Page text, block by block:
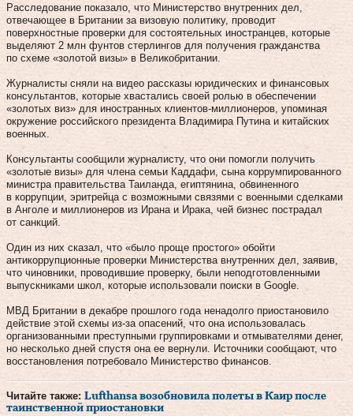
Расследование показало, что Министерство внутренних дел,
отвечающее в Британии за визовую политику, проводит
поверхностные проверки для состоятельных иностранцев, которые
выделяют 2 млн фунтов стерлингов для получения гражданства
по схеме «золотой визы» в Великобритании.
Журналисты сняли на видео рассказы юридических и финансовых
консультантов, которые хвастались своей ролью в обеспечении
«золотых виз» для иностранных клиентов-миллионеров, упоминая
окружение российского президента Владимира Путина и китайских
военных.
Консультанты сообщили журналисту, что они помогли получить
«золотые визы» для члена семьи Каддафи, сына коррумпированного
министра правительства Таиланда, египтянина, обвиненного
в коррупции, эритрейца с возможными связями с военными сделками
в Анголе и миллионеров из Ирана и Ирака, чей бизнес пострадал
от санкций.
Один из них сказал, что «было проще простого» обойти
антикоррупционные проверки Министерства внутренних дел, заявив,
что чиновники, проводившие проверку, были неподготовленными
выпускниками школ, которые использовали поиски в Google.
МВД Британии в декабре прошлого года ненадолго приостановило
действие этой схемы из-за опасений, что она использовалась
организованными преступными группировками и отмывателями денег,
но несколько дней спустя она ее вернули. Источники сообщают, что
восстановления потребовало Министерство финансов.
Читайте также: Lufthansa возобновила полеты в Каир после
таинственной приостановки